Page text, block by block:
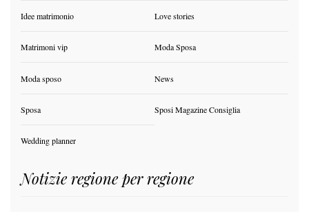
Idee matrimonio Love stories
Matrimoni vip Moda Sposa
Moda sposo News
Sposa Sposi Magazine Consiglia
Wedding planner
Notizie regione per regione